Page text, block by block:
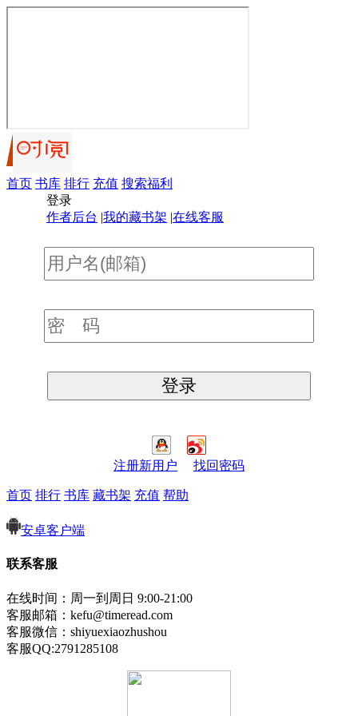
首页 书库 排行 充值 搜索福利
登录
作者后台 |我的藏书架 |在线客服
注册新用户 找回密码
首页 排行 书库 藏书架 充值 帮助
安卓客户端
联系客服
在线时间：周一到周日 9:00-21:00
客服邮箱：kefu@timeread.com
客服微信：shiyuexiaozhushou
客服QQ:2791285108